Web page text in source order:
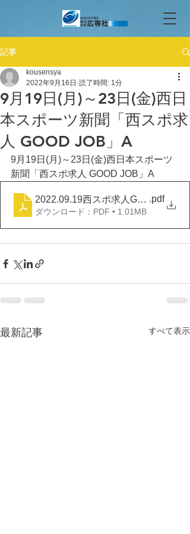
記事
9月19日(月)～23日(金)西日
本スポーツ新聞「西スポ求
人 GOOD JOB」A
kousensya
2022年9月16日 読了時間: 1分
9月19日(月)～23日(金)西日本スポーツ
新聞「西スポ求人 GOOD JOB」A
2022.09.19西スポ求人GOOD JOB A
.pdf
ダウンロード：PDF • 1.01MB
最新記事 すべて表示